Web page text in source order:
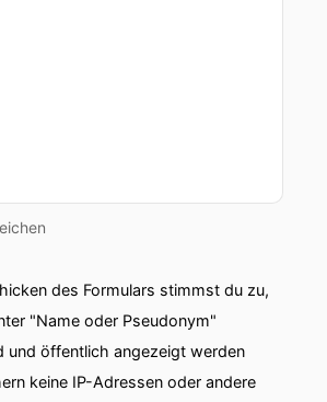
des Formulars stimmst du zu,
"Name oder Pseudonym"
und öffentlich angezeigt werden
keine IP-Adressen oder andere